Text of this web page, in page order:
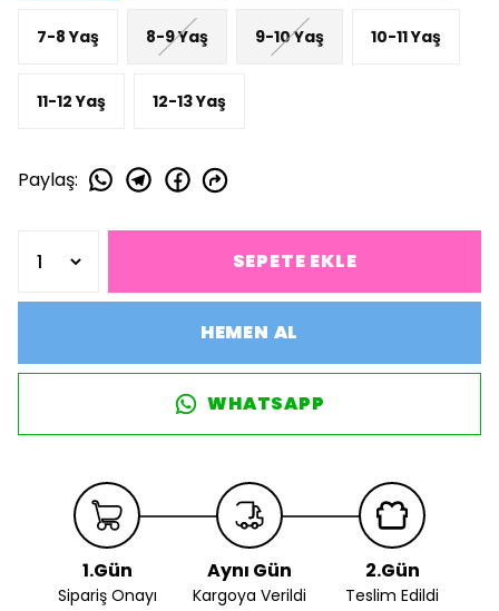
7-8 Yaş 8-9 Yaş 9-10 Yaş 10-11 Yaş
11-12 Yaş 12-13 Yaş
Paylaş:
SEPETE EKLE
HEMEN AL
WHATSAPP
1.Gün
Sipariş Onayı
Aynı Gün
Kargoya Verildi
2.Gün
Teslim Edildi